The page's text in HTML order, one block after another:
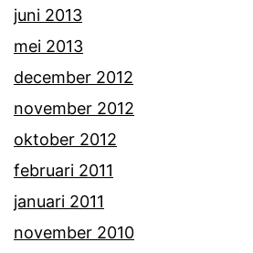
juni 2013
mei 2013
december 2012
november 2012
oktober 2012
februari 2011
januari 2011
november 2010